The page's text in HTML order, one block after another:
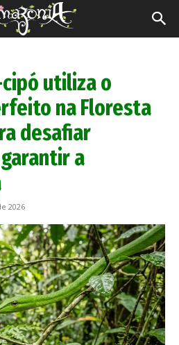
cipó utiliza o
na Floresta
desafiar
a
2026